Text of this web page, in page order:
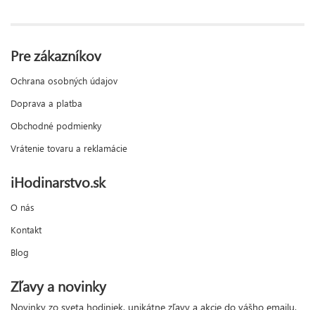
Pre zákazníkov
Ochrana osobných údajov
Doprava a platba
Obchodné podmienky
Vrátenie tovaru a reklamácie
iHodinarstvo.sk
O nás
Kontakt
Blog
Zľavy a novinky
Novinky zo sveta hodiniek, unikátne zľavy a akcie do vášho emailu.